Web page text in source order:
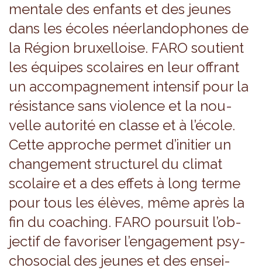
men­tale des enfants et des jeunes
dans les écoles néer­lan­do­phones de
la Région bruxel­loise. FARO sou­tient
les équipes sco­laires en leur offrant
un accom­pa­gne­ment inten­sif pour la
résis­tance sans vio­lence et la nou­
velle auto­rité en classe et à l’école.
Cette approche per­met d’ini­tier un
chan­ge­ment struc­tu­rel du cli­mat
sco­laire et a des effets à long terme
pour tous les élèves, même après la
fin du coa­ching. FARO pour­suit l’ob­
jec­tif de favo­ri­ser l’en­ga­ge­ment psy­
cho­so­cial des jeunes et des ensei­